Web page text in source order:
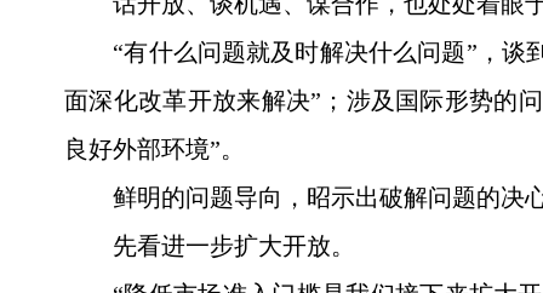
“有什么问题就及时解决什么问题”，
面深化改革开放来解决”；涉及国际形势的
良好外部环境”。
鲜明的问题导向，昭示出破解问题的决
先看进一步扩大开放。